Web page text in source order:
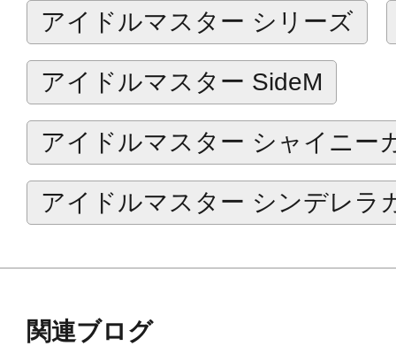
アイドルマスター シリーズ
アイドルマスター SideM
アイドルマスター シャイニー
アイドルマスター シンデレラ
関連ブログ